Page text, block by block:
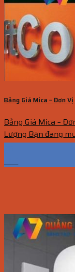
Bảng Giá Mica – Đơn
Bảng Giá Mica –
Lượng Bạn đang
28
Th6